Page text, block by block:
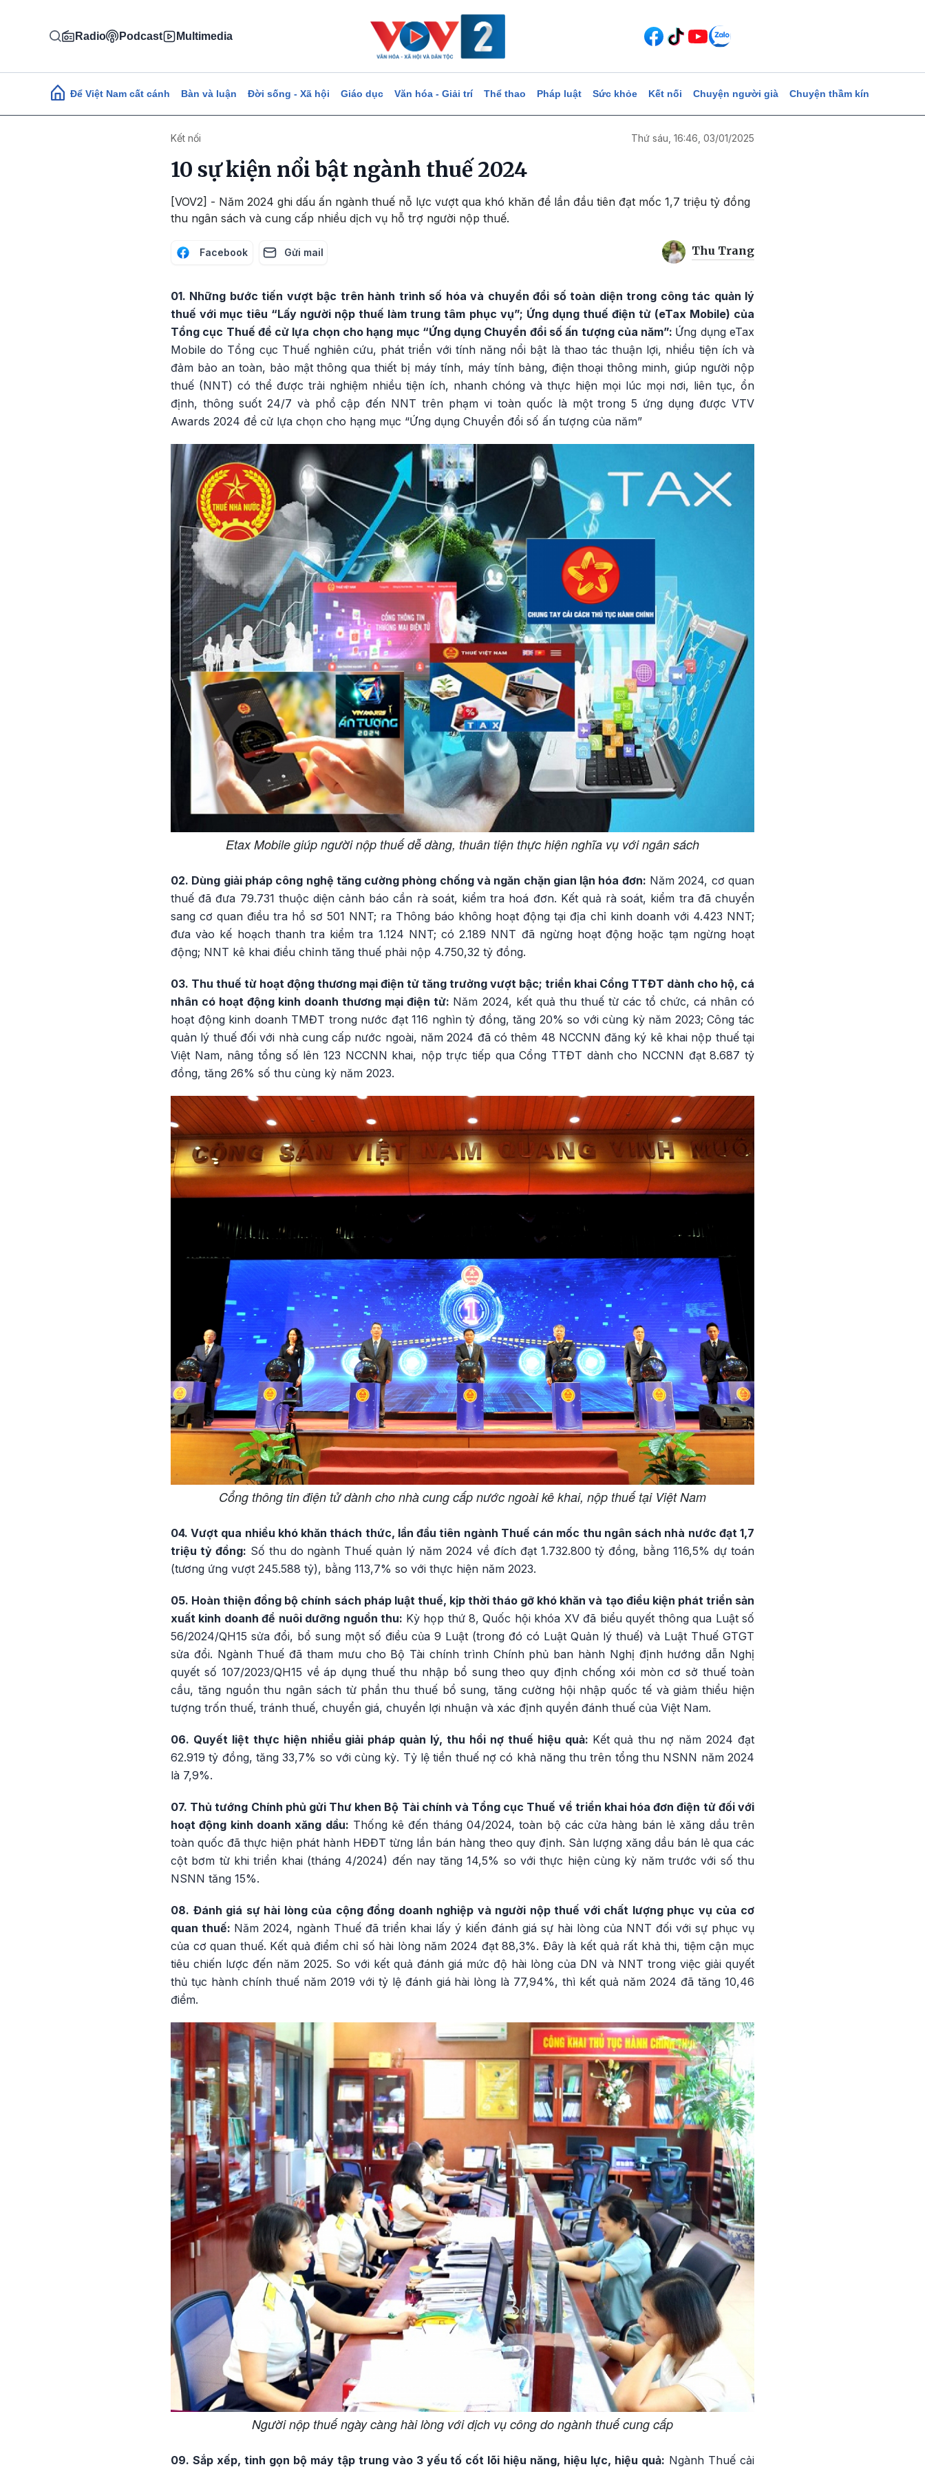
Radio Podcast Multimedia
Main navigation
Để Việt Nam cất cánh Bàn và luận Đời sống - Xã hội Giáo dục Văn hóa - Giải trí Thể thao Pháp luật Sức khỏe Kết nối Chuyện người già Chuyện thầm kín
Kết nối Thứ sáu, 16:46, 03/01/2025
10 sự kiện nổi bật ngành thuế 2024
[VOV2] - Năm 2024 ghi dấu ấn ngành thuế nỗ lực vượt qua khó khăn để lần đầu tiên đạt mốc 1,7 triệu tỷ đồng
thu ngân sách và cung cấp nhiều dịch vụ hỗ trợ người nộp thuế.
Facebook Gửi mail Thu Trang
01. Những bước tiến vượt bậc trên hành trình số hóa và chuyển đổi số toàn diện trong công tác quản lý
thuế với mục tiêu “Lấy người nộp thuế làm trung tâm phục vụ”; Ứng dụng thuế điện tử (eTax Mobile) của
Tổng cục Thuế đề cử lựa chọn cho hạng mục “Ứng dụng Chuyển đổi số ấn tượng của năm”: Ứng dụng eTax
Mobile do Tổng cục Thuế nghiên cứu, phát triển với tính năng nổi bật là thao tác thuận lợi, nhiều tiện ích và
đảm bảo an toàn, bảo mật thông qua thiết bị máy tính, máy tính bảng, điện thoại thông minh, giúp người nộp
thuế (NNT) có thể được trải nghiệm nhiều tiện ích, nhanh chóng và thực hiện mọi lúc mọi nơi, liên tục, ổn
định, thông suốt 24/7 và phổ cập đến NNT trên phạm vi toàn quốc là một trong 5 ứng dụng được VTV
Awards 2024 đề cử lựa chọn cho hạng mục “Ứng dụng Chuyển đổi số ấn tượng của năm”
Etax Mobile giúp người nộp thuế dễ dàng, thuân tiện thực hiện nghĩa vụ với ngân sách
02. Dùng giải pháp công nghệ tăng cường phòng chống và ngăn chặn gian lận hóa đơn: Năm 2024, cơ quan
thuế đã đưa 79.731 thuộc diện cảnh báo cần rà soát, kiểm tra hoá đơn. Kết quả rà soát, kiểm tra đã chuyển
sang cơ quan điều tra hồ sơ 501 NNT; ra Thông báo không hoạt động tại địa chỉ kinh doanh với 4.423 NNT;
đưa vào kế hoạch thanh tra kiểm tra 1.124 NNT; có 2.189 NNT đã ngừng hoạt động hoặc tạm ngừng hoạt
động; NNT kê khai điều chỉnh tăng thuế phải nộp 4.750,32 tỷ đồng.
03. Thu thuế từ hoạt động thương mại điện tử tăng trưởng vượt bậc; triển khai Cổng TTĐT dành cho hộ, cá
nhân có hoạt động kinh doanh thương mại điện tử: Năm 2024, kết quả thu thuế từ các tổ chức, cá nhân có
hoạt động kinh doanh TMĐT trong nước đạt 116 nghìn tỷ đồng, tăng 20% so với cùng kỳ năm 2023; Công tác
quản lý thuế đối với nhà cung cấp nước ngoài, năm 2024 đã có thêm 48 NCCNN đăng ký kê khai nộp thuế tại
Việt Nam, nâng tổng số lên 123 NCCNN khai, nộp trực tiếp qua Cổng TTĐT dành cho NCCNN đạt 8.687 tỷ
đồng, tăng 26% số thu cùng kỳ năm 2023.
Cổng thông tin điện tử dành cho nhà cung cấp nước ngoài kê khai, nộp thuế tại Việt Nam
04. Vượt qua nhiều khó khăn thách thức, lần đầu tiên ngành Thuế cán mốc thu ngân sách nhà nước đạt 1,7
triệu tỷ đồng: Số thu do ngành Thuế quản lý năm 2024 về đích đạt 1.732.800 tỷ đồng, bằng 116,5% dự toán
(tương ứng vượt 245.588 tỷ), bằng 113,7% so với thực hiện năm 2023.
05. Hoàn thiện đồng bộ chính sách pháp luật thuế, kịp thời tháo gỡ khó khăn và tạo điều kiện phát triển sản
xuất kinh doanh để nuôi dưỡng nguồn thu: Kỳ họp thứ 8, Quốc hội khóa XV đã biểu quyết thông qua Luật số
56/2024/QH15 sửa đổi, bổ sung một số điều của 9 Luật (trong đó có Luật Quản lý thuế) và Luật Thuế GTGT
sửa đổi. Ngành Thuế đã tham mưu cho Bộ Tài chính trình Chính phủ ban hành Nghị định hướng dẫn Nghị
quyết số 107/2023/QH15 về áp dụng thuế thu nhập bổ sung theo quy định chống xói mòn cơ sở thuế toàn
cầu, tăng nguồn thu ngân sách từ phần thu thuế bổ sung, tăng cường hội nhập quốc tế và giảm thiểu hiện
tượng trốn thuế, tránh thuế, chuyển giá, chuyển lợi nhuận và xác định quyền đánh thuế của Việt Nam.
06. Quyết liệt thực hiện nhiều giải pháp quản lý, thu hồi nợ thuế hiệu quả: Kết quả thu nợ năm 2024 đạt
62.919 tỷ đồng, tăng 33,7% so với cùng kỳ. Tỷ lệ tiền thuế nợ có khả năng thu trên tổng thu NSNN năm 2024
là 7,9%.
07. Thủ tướng Chính phủ gửi Thư khen Bộ Tài chính và Tổng cục Thuế về triển khai hóa đơn điện tử đối với
hoạt động kinh doanh xăng dầu: Thống kê đến tháng 04/2024, toàn bộ các cửa hàng bán lẻ xăng dầu trên
toàn quốc đã thực hiện phát hành HĐĐT từng lần bán hàng theo quy định. Sản lượng xăng dầu bán lẻ qua các
cột bơm từ khi triển khai (tháng 4/2024) đến nay tăng 14,5% so với thực hiện cùng kỳ năm trước với số thu
NSNN tăng 15%.
08. Đánh giá sự hài lòng của cộng đồng doanh nghiệp và người nộp thuế với chất lượng phục vụ của cơ
quan thuế: Năm 2024, ngành Thuế đã triển khai lấy ý kiến đánh giá sự hài lòng của NNT đối với sự phục vụ
của cơ quan thuế. Kết quả điểm chỉ số hài lòng năm 2024 đạt 88,3%. Đây là kết quả rất khả thi, tiệm cận mục
tiêu chiến lược đến năm 2025. So với kết quả đánh giá mức độ hài lòng của DN và NNT trong việc giải quyết
thủ tục hành chính thuế năm 2019 với tỷ lệ đánh giá hài lòng là 77,94%, thì kết quả năm 2024 đã tăng 10,46
điểm.
Người nộp thuế ngày càng hài lòng với dịch vụ công do ngành thuế cung cấp
09. Sắp xếp, tinh gọn bộ máy tập trung vào 3 yếu tố cốt lõi hiệu năng, hiệu lực, hiệu quả: Ngành Thuế cải